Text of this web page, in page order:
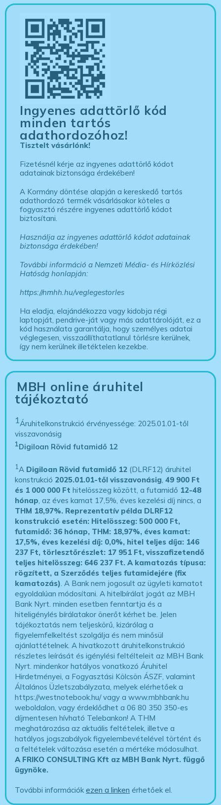
Ingyenes adattörlő kód
minden tartós
adathordozóhoz!
Tisztelt vásárlónk!
Fizetésnél kérje az ingyenes adattörlő kódot
adatainak biztonsága érdekében!
A Kormány döntése alapján a kereskedő tartós
adathordozó termék vásárlásakor köteles a
fogyasztó részére ingyenes adattörlő kódot
biztosítani.
Használja az ingyenes adattörlő kódot adatainak
biztonsága érdekében!
További információ a Nemzeti Média- és Hírközlési
Hatóság honlapján:
https://nmhh.hu/veglegestorles
Ha eladja, elajándékozza vagy kidobja régi
laptopját, pendrive-ját vagy más adattárolóját, ez a
kód használata garantálja, hogy személyes adatai
véglegesen, visszaállíthatatlanul törlésre kerülnek,
így nem kerülnek illetéktelen kezekbe.
MBH online áruhitel
tájékoztató
1Áruhitelkonstrukció érvényessége: 2025.01.01-től
visszavonásig
1Digiloan Rövid futamidő 12
1A Digiloan Rövid futamidő 12 (DLRF12) áruhitel
konstrukció 2025.01.01-től visszavonásig,49 900 Ft
és 1 000 000 Ft hitelösszeg között, a futamidő 12-48
hónap, az éves kamat 17,5%, éves kezelési díj nincs, a
THM 18,97%. Reprezentatív példa DLRF12
konstrukció esetén: Hitelösszeg: 500 000 Ft,
futamidő: 36 hónap, THM: 18,97%, éves kamat:
17,5%, éves kezelési díj: 0,0%, hitel teljes díja: 146
237 Ft, törlesztőrészlet: 17 951 Ft, visszafizetendő
teljes hitelösszeg: 646 237 Ft.A kamatozás típusa:
rögzített, a Szerződés teljes futamidejére (fix
kamatozás). A Bank nem jogosult az ügyleti kamatot
egyoldalúan módosítani. A hitelbírálat jogát az MBH
Bank Nyrt. minden esetben fenntartja és a
hiteligénylés bírálatakor önerőt kérhet be. Jelen
tájékoztatás nem teljeskörű, kizárólag a
figyelemfelkeltést szolgálja és nem minősül
ajánlattételnek. A hivatkozott áruhitelkonstrukció
részletes leírását és igénylési feltélteleit az MBH Bank
Nyrt. mindenkor hatályos vonatkozó Áruhitel
Hirdetményei, a Fogyasztási Kölcsön ÁSZF, valamint
Általános Üzletszabályzata, melyek elérhetőek a
https://westnotebook.hu/vagy a www.mbhbank.hu
weboldalon, vagy érdeklődhet a 06 80 350 350-es
díjmentesen hívható Telebankon! A THM
meghatározása az aktuális feltételek, illetve a
hatályos jogszabályok figyelembevételével történt és
a feltételek változása esetén a mértéke módosulhat.
A FRIKO CONSULTING Kft az MBH Bank Nyrt. függő
ügynöke.
További információkezen a linken érhetőek el.